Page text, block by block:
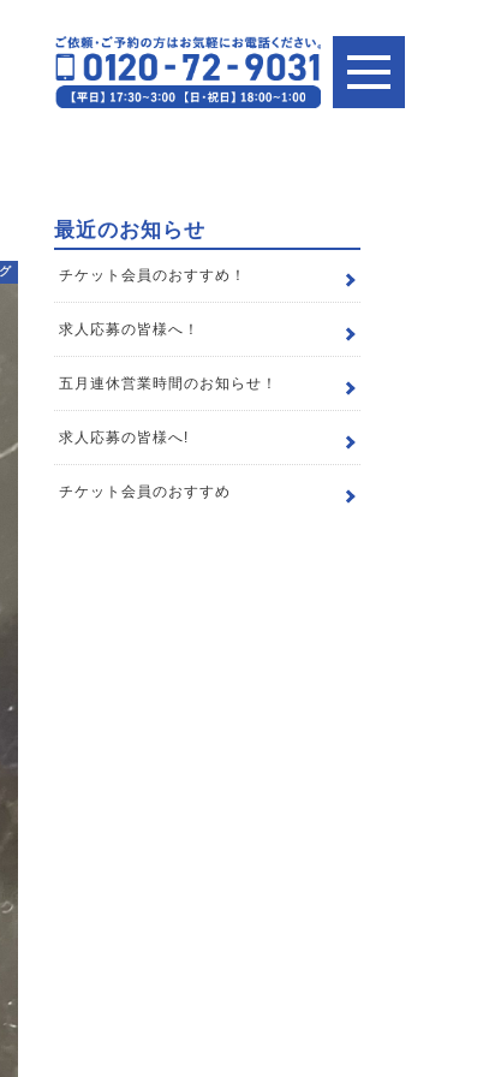
最近のお知らせ
チケット会員のおすすめ！
求人応募の皆様へ！
五月連休営業時間のお知らせ！
求人応募の皆様へ!
チケット会員のおすすめ